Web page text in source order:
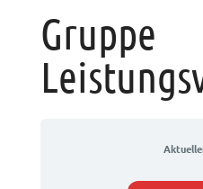
Gruppe